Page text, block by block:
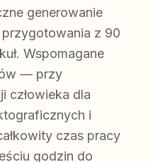
generowanie
z 90
Wspomagane
— przy
człowieka dla
i
czas pracy
godzin do